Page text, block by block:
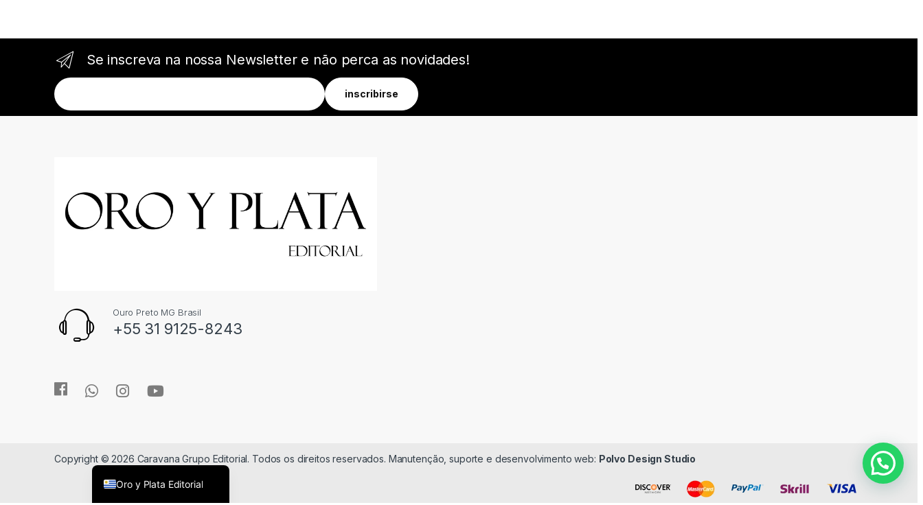
Se inscreva na nossa Newsletter e não perca as novidades!
Ouro Preto MG Brasil
+55 31 9125-8243
Copyright © 2026 Caravana Grupo Editorial. Todos os direitos reservados. Manutenção, suporte e desenvolvimento web: Polvo Design Studio
Oro y Plata Editorial